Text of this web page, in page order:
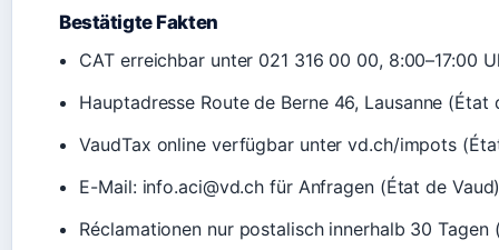
Bestätigte Fakten
CAT erreichbar unter 021 316 00 00, 8:00–17:00
Hauptadresse Route de Berne 46, Lausanne (État
VaudTax online verfügbar unter vd.ch/impots
E-Mail: info.aci@vd.ch für Anfragen (État de
Réclamationen nur postalisch innerhalb 30 Tagen